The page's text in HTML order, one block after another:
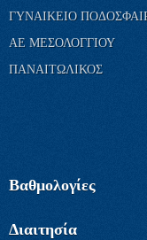
ΓΥΝΑΙΚΕΙΟ
ΑΕ ΜΕΣΟΛΟΓΓΙΟΥ
ΠΑΝΑΙΤΩΛΙΚΟΣ
Βαθμολογίες
Διαιτησία